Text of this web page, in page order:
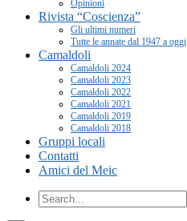
Opinioni
Rivista “Coscienza”
Gli ultimi numeri
Tutte le annate dal 1947 a oggi
Camaldoli
Camaldoli 2024
Camaldoli 2023
Camaldoli 2022
Camaldoli 2021
Camaldoli 2019
Camaldoli 2018
Gruppi locali
Contatti
Amici del Meic